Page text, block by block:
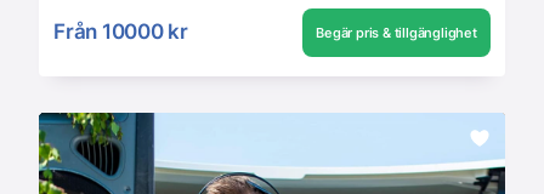
Från 10000 kr Begär pris & tillgänglighet